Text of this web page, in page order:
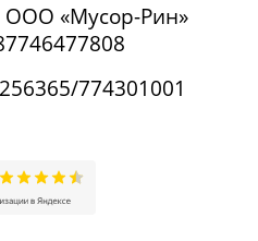
«Мусор-Рин»
774301001